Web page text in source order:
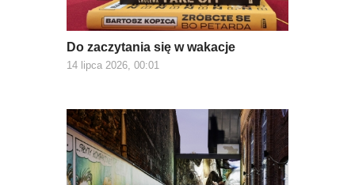
Do zaczytania się w wakacje
14 lipca 2026, 00:01